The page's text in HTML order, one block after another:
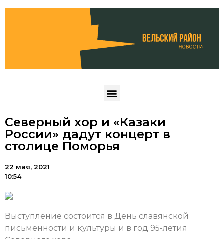
Северный хор и «Казаки
России» дадут концерт в
столице Поморья
22 мая, 2021
10:54
Выступление состоится в День славянской
письменности и культуры и в год 95-летия